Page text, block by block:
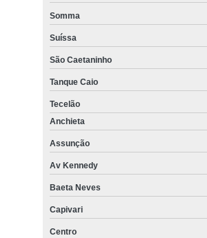
Somma
Suíssa
São Caetaninho
Tanque Caio
Tecelão
Anchieta
Assunção
Av Kennedy
Baeta Neves
Capivari
Centro